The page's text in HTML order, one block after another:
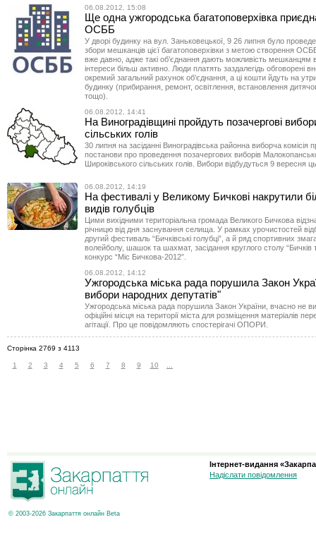
06.08.2012, 15:08
Ще одна ужгородська багатоповерхівка
ОСББ
У дворі будинку на вул. Заньковецької, 9 26 липня було
збори мешканців цієї багатоповерхівки з метою створення
вже давно, адже такі об’єднання дають можливість мешканцям
інтереси більш активно. Люди платять заздалегідь обговорені
окремий загальний рахунок об’єднання, а ці кошти йдуть на
будинку (прибирання, ремонт, освітлення, встановлення
тощо).
06.08.2012, 14:41
На Виноградівщині пройдуть позачергові
сільських голів
30 липня на засіданні Виноградівська районна виборча комісія
постанови про проведення позачергових виборів
Широківського сільських голів. Вибори відбудуться 9 вересня
06.08.2012, 14:19
На фестивалі у Великому Бичкові накрутили
видів голубців
Цими вихідними територіальна громада Великого Бичкова
річницю від дня заснування селища. У рамках урочистостей
другий фестиваль “Бичківські голубці”, а й ряд спортивних
волейболу, шашок та шахмат, засідання круглого столу “Бичків
конкурс “Міс Бичкова-2012”.
06.08.2012, 14:12
Ужгородська міська рада порушила Закон
вибори народних депутатів"
Ужгородська міська рада порушила Закон України, вчасно не
офіційні місця на території міста для розміщення матеріалів
агітації. Про це повідомляють спостерігачі ОПОРИ.
Сторінка 2769 з 4113
1 2 3 4 5 6 7 8 9 10
© 2003-2026 Закарпаття онлайн Beta
Інтернет-видання
Надіслати повідомлення